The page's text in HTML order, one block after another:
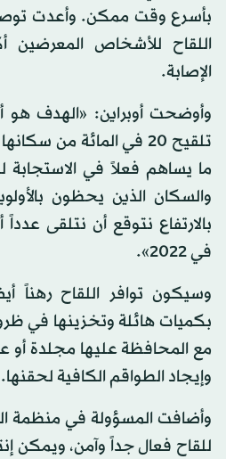
بأسرع وقت ممكن. وأعدت
اللقاح للأشخاص
الإصابة.
وأوضحت أوبراين: «الهدف
ما يساهم فعلاً في الاستجابة
والسكان الذين يحظون
بالارتفاع نتوقع أن نتلقى
في 2022».
وسيكون توافر اللقاح رهناً
بكميات هائلة وتخزينها في
مع المحافظة عليها مجلدة أو
وإيجاد الطواقم الكافية لحقنها.
وأضافت المسؤولة في منظمة
للقاح فعال جداً وآمن، ويمكن